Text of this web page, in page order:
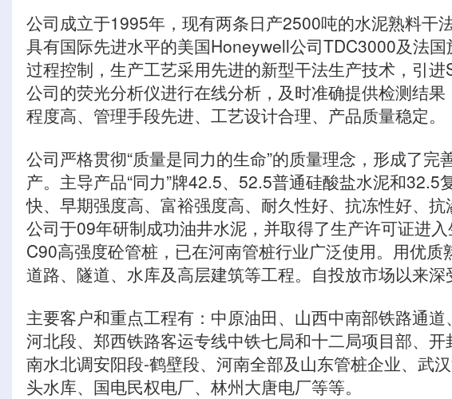
公司成立于1995年，现有两条日产2500吨的水泥熟料干
具有国际先进水平的美国Honeywell公司TDC3000及法
过程控制，生产工艺采用先进的新型干法生产技术，引
公司的荧光分析仪进行在线分析，及时准确提供检测结
程度高、管理手段先进、工艺设计合理、产品质量稳定。
公司严格贯彻“质量是同力的生命”的质量理念，形成了
产。主导产品“同力”牌42.5、52.5普通硅酸盐水泥和
快、早期强度高、富裕强度高、耐久性好、抗冻性好、
公司于09年研制成功油井水泥，并取得了生产许可证进
C90高强度砼管桩，已在河南管桩行业广泛使用。用优质
道路、隧道、水库及高层建筑等工程。自投放市场以来深
主要客户和重点工程有：中原油田、山西中南部铁路通
河北段、郑西铁路客运专线中铁七局和十二局项目部、
南水北调安阳段-鹤壁段、河南全部及山东管桩企业、武
头水库、国电民权电厂、林州大唐电厂等等。